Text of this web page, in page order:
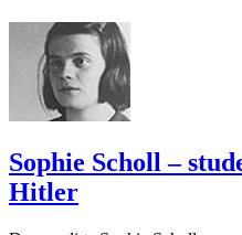
Sophie Scholl –
Hitler